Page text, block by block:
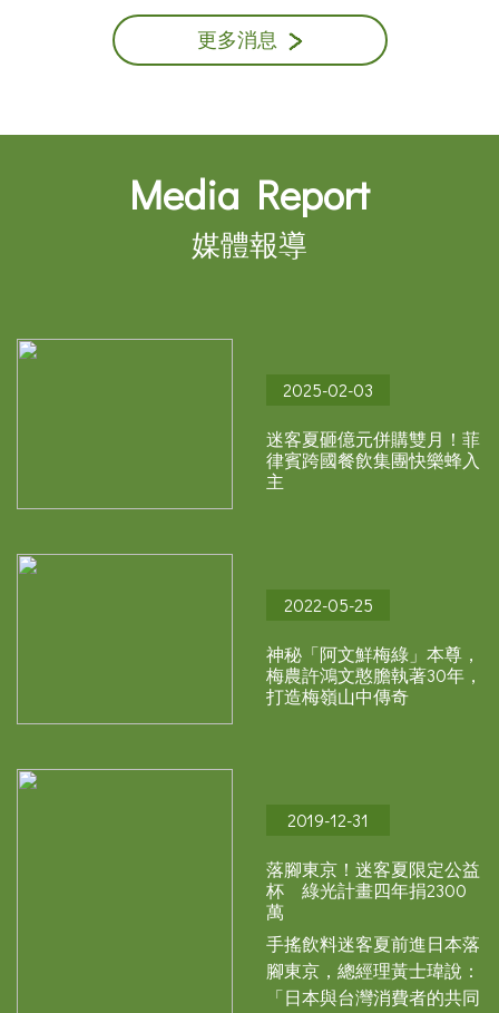
更多消息
Media Report
媒體報導
2025-02-03
迷客夏砸億元併購雙月！菲
律賓跨國餐飲集團快樂蜂入
主
2022-05-25
神秘「阿文鮮梅綠」本尊，
梅農許鴻文憨膽執著30年，
打造梅嶺山中傳奇
2019-12-31
落腳東京！迷客夏限定公益
杯 綠光計畫四年捐2300
萬
手搖飲料迷客夏前進日本落
腳東京，總經理黃士瑋說：
「日本與台灣消費者的共同